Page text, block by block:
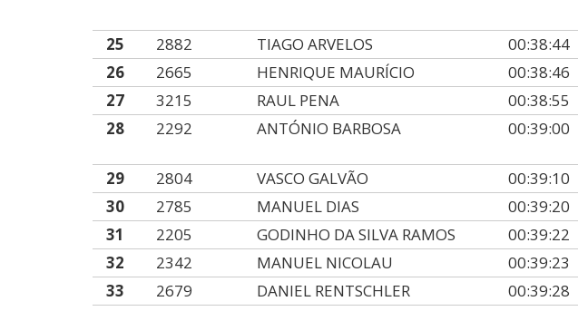
25 2882 TIAGO ARVELOS 00:38:44
26
2665 HENRIQUE MAURÍCIO 00:38:46
27
3215 RAUL PENA 00:38:55
28
2292 ANTÓNIO BARBOSA 00:39:00
29 2804 VASCO GALVÃO 00:39:10
30
2785 MANUEL DIAS 00:39:20
31
2205 GODINHO DA SILVA RAMOS 00:39:22
32
2342 MANUEL NICOLAU 00:39:23
33
2679 DANIEL RENTSCHLER 00:39:28